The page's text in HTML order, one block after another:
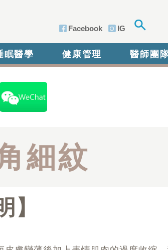
Facebook IG
眠醫學 健康管理 醫師團
細紋